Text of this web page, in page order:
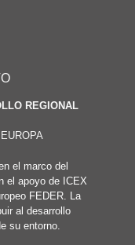
REGIONAL
el marco del
el apoyo de ICEX
FEDER. La
al desarrollo
su entorno.